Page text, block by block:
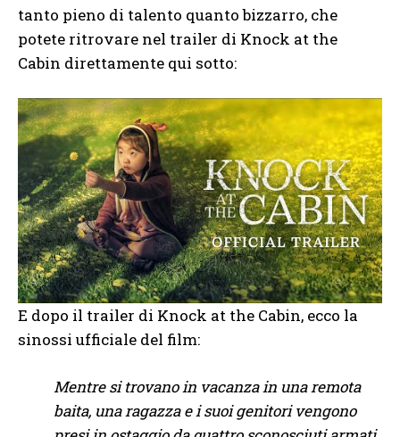
tanto pieno di talento quanto bizzarro, che
potete ritrovare nel trailer di Knock at the
Cabin direttamente qui sotto:
E dopo il trailer di Knock at the Cabin, ecco la
sinossi ufficiale del film:
Mentre si trovano in vacanza in una remota
baita, una ragazza e i suoi genitori vengono